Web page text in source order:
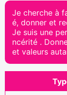
Je cherche à
é, donner et
Je suis une
ncérité .
et valeurs